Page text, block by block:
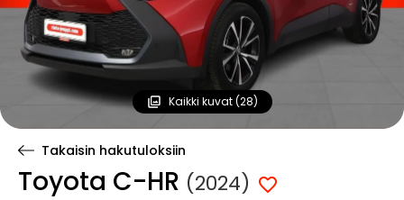
Kaikki kuvat (28)
Takaisin hakutuloksiin
Toyota C-HR (2024)